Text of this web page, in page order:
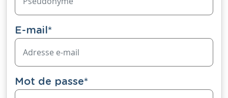
E-mail*
Mot de passe*